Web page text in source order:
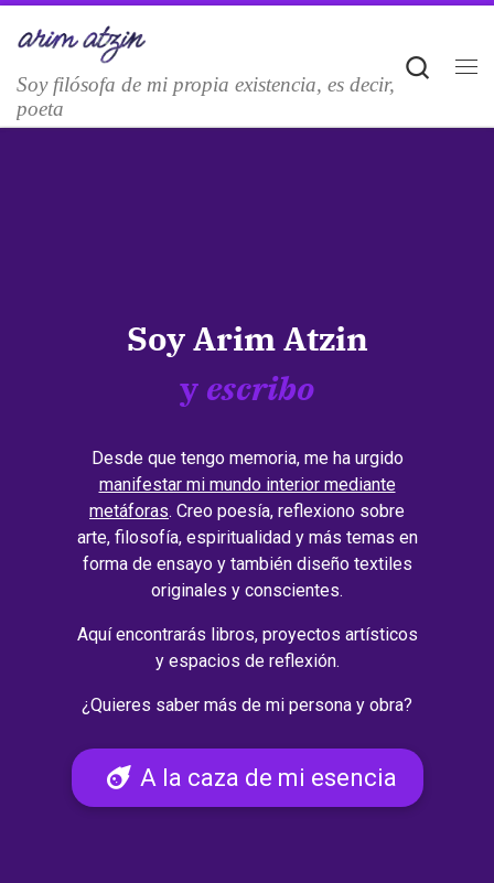
Saltar al contenido
Soy filósofa de mi propia existencia, es decir,
poeta
Soy Arim Atzin
y escribo
Desde que tengo memoria, me ha urgido
manifestar mi mundo interior mediante
metáforas. Creo poesía, reflexiono sobre
arte, filosofía, espiritualidad y más temas en
forma de ensayo y también diseño textiles
originales y conscientes.
Aquí encontrarás libros, proyectos artísticos
y espacios de reflexión.
¿Quieres saber más de mi persona y obra?
A la caza de mi esencia